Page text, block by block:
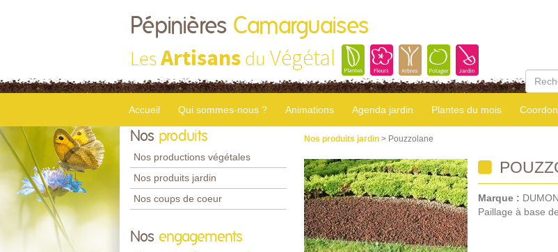
Pépinières Camarguaises
LesArtisans du Végétal
Accueil Qui sommes-nous ? Animations Agenda jardin Plantes du mois
Nos produits
Nos productions végétales
Nos produits jardin
Nos coups de coeur
Nos engagements
Nos produits jardin > Pouzzolane
Marque :
Paillage à base